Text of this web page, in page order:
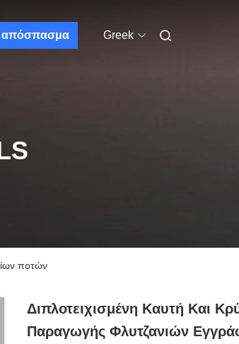
απόσπασμα Greek
ποτών
Διπλοτειχισμένη Καυτή Και
Παραγωγής Φλυτζανιών